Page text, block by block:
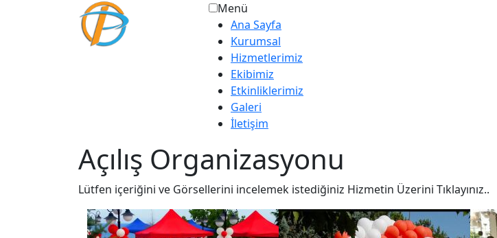
Menü
Ana Sayfa
Kurumsal
Hizmetlerimiz
Ekibimiz
Etkinliklerimiz
Galeri
İletişim
Açılış Organizasyonu
Lütfen içeriğini ve Görsellerini incelemek istediğiniz Hizmetin Üzerini Tıklayınız..